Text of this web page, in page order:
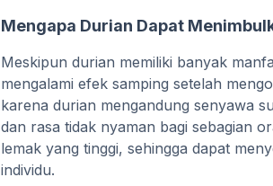
Mengapa Durian Dapat
Meskipun durian memiliki banyak
mengalami efek samping setelah
karena durian mengandung senyawa
dan rasa tidak nyaman bagi sebagian
lemak yang tinggi, sehingga dapat
individu.